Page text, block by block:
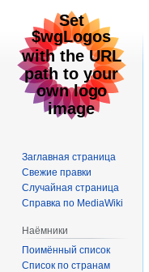
Заглавная страница
Свежие правки
Случайная страница
Справка по MediaWiki
Наёмники
Поимённый список
Список по странам